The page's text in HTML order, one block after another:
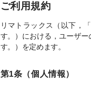
ご利用規約
リマトラックス（以下，
す。）における，ユーザ
す。）を定めます。
第1条（個人情報）